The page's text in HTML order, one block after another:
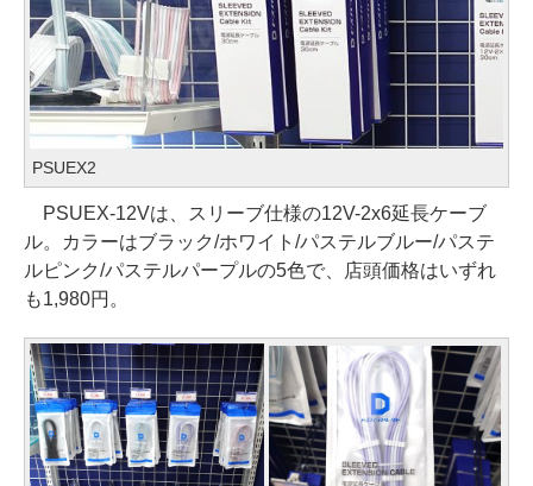
PSUEX2
PSUEX-12Vは、スリーブ仕様の12V-2x6延長ケーブ
ル。カラーはブラック/ホワイト/パステルブルー/パステ
ルピンク/パステルパープルの5色で、店頭価格はいずれ
も1,980円。